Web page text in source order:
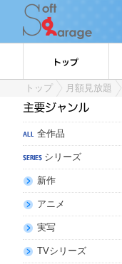
トップ 月額見放題
全作品
シリーズ
新作
アニメ
実写
TVシリーズ